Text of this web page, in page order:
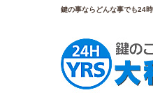
鍵の事ならどんな事でも24